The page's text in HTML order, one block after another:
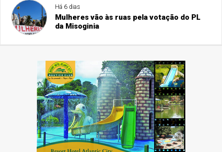
Há 6 dias
Mulheres vão às ruas pela votação do PL
da Misoginia